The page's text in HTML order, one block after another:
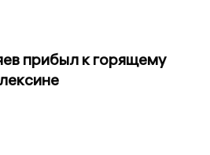
прибыл к горящему